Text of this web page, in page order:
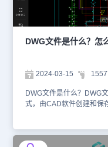
CAD看图王分为三种版本
自身实际需求来选择。下
版，无需下载，在线可以
辰CAD看图王网页版，点
CAD看图王打开图纸使用
脑中打开DWG的两种方
DWG文件的支持可能有所
时，请根据自己的需求和
DWG文件是什么？怎
2024-03-15
DWG文件是什么？DWG
式，由CAD软件创建和保
编来给大家分享几种打开